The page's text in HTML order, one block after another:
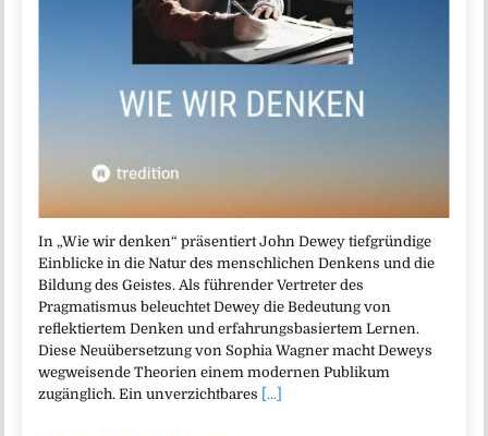
In „Wie wir denken“ präsentiert John Dewey tiefgründige
Einblicke in die Natur des menschlichen Denkens und die
Bildung des Geistes. Als führender Vertreter des
Pragmatismus beleuchtet Dewey die Bedeutung von
reflektiertem Denken und erfahrungsbasiertem Lernen.
Diese Neuübersetzung von Sophia Wagner macht Deweys
wegweisende Theorien einem modernen Publikum
zugänglich. Ein unverzichtbares [...]